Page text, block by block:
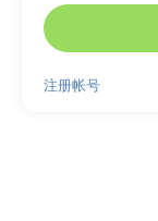
注册帐号